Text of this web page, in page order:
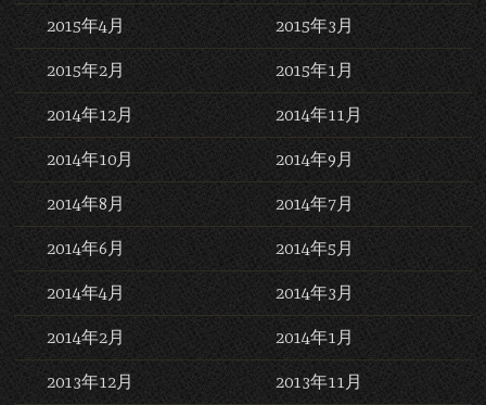
2015年4月 2015年3月
2015年2月 2015年1月
2014年12月 2014年11月
2014年10月 2014年9月
2014年8月 2014年7月
2014年6月 2014年5月
2014年4月 2014年3月
2014年2月 2014年1月
2013年12月 2013年11月